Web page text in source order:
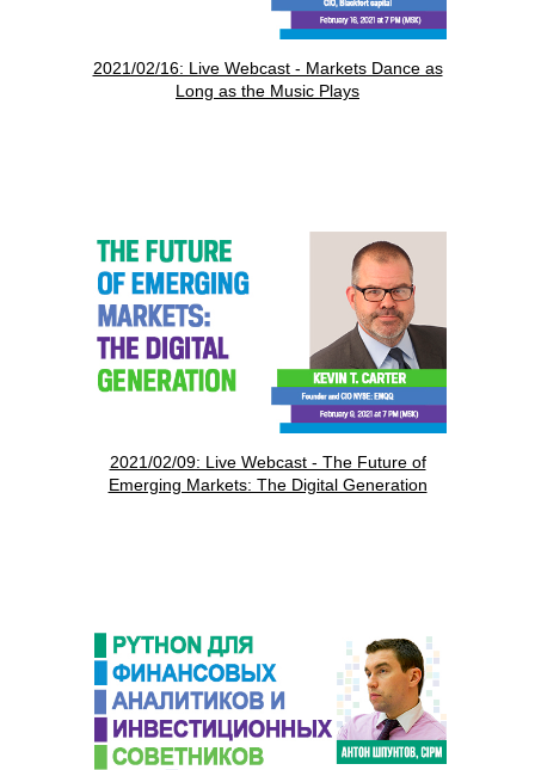
2021/02/16: Live Webcast - Markets Dance as
Long as the Music Plays
2021/02/09: Live Webcast - The Future of
Emerging Markets: The Digital Generation